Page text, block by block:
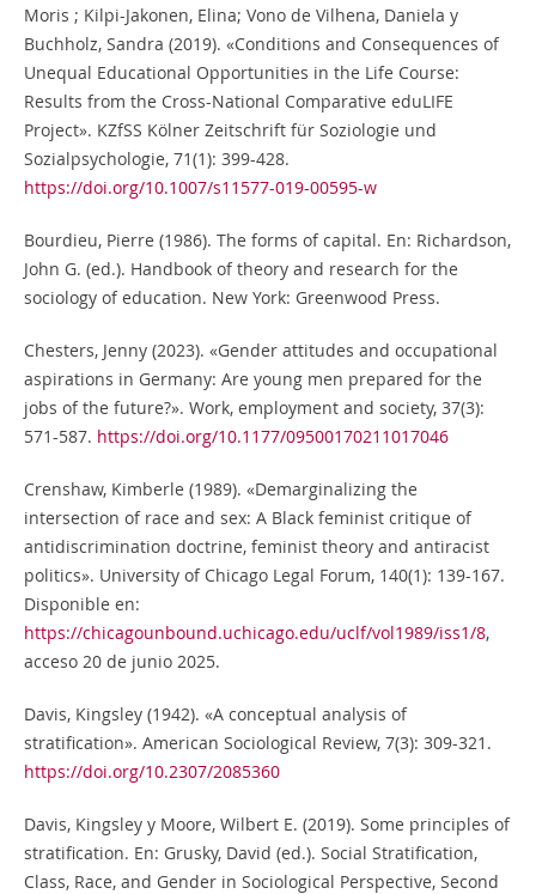
Moris ; Kilpi-Jakonen, Elina; Vono de Vilhena, Daniela y
Buchholz, Sandra (2019). «Conditions and Consequences of
Unequal Educational Opportunities in the Life Course:
Results from the Cross-National Comparative eduLIFE
Project». KZfSS Kölner Zeitschrift für Soziologie und
Sozialpsychologie, 71(1): 399-428.
https://doi.org/10.1007/s11577-019-00595-w
Bourdieu, Pierre (1986). The forms of capital. En: Richardson,
John G. (ed.). Handbook of theory and research for the
sociology of education. New York: Greenwood Press.
Chesters, Jenny (2023). «Gender attitudes and occupational
aspirations in Germany: Are young men prepared for the
jobs of the future?». Work, employment and society, 37(3):
571-587. https://doi.org/10.1177/09500170211017046
Crenshaw, Kimberle (1989). «Demarginalizing the
intersection of race and sex: A Black feminist critique of
antidiscrimination doctrine, feminist theory and antiracist
politics». University of Chicago Legal Forum, 140(1): 139-167.
Disponible en:
https://chicagounbound.uchicago.edu/uclf/vol1989/iss1/8,
acceso 20 de junio 2025.
Davis, Kingsley (1942). «A conceptual analysis of
stratification». American Sociological Review, 7(3): 309-321.
https://doi.org/10.2307/2085360
Davis, Kingsley y Moore, Wilbert E. (2019). Some principles of
stratification. En: Grusky, David (ed.). Social Stratification,
Class, Race, and Gender in Sociological Perspective, Second